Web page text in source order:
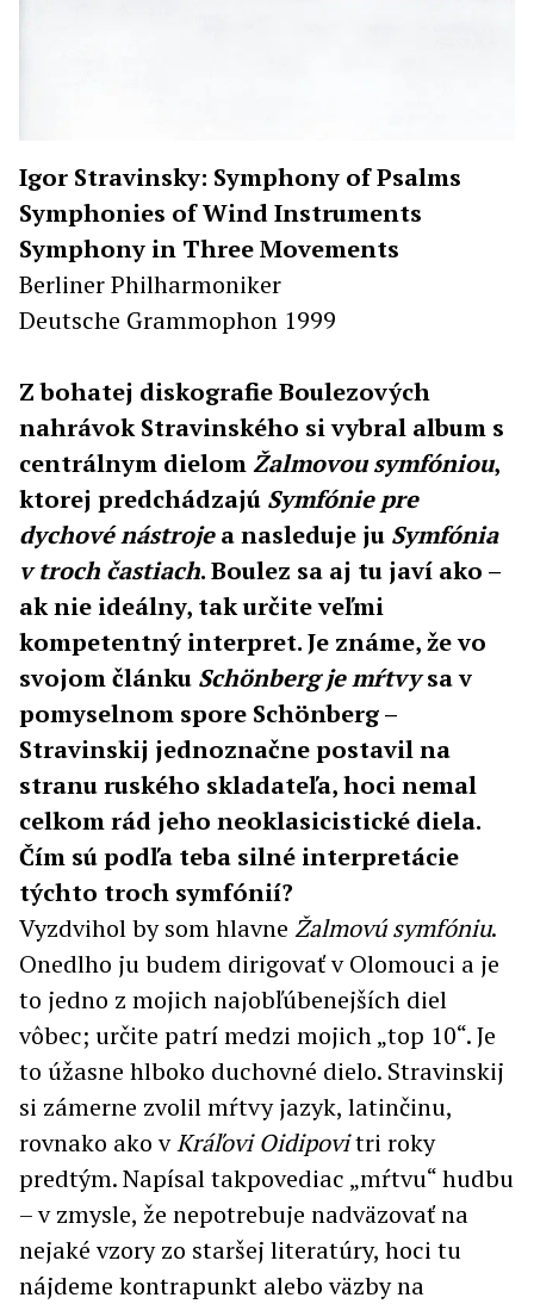
Igor Stravinsky: Symphony of Psalms
Symphonies of Wind Instruments
Symphony in Three Movements
Berliner Philharmoniker
Deutsche Grammophon 1999
Z bohatej diskografie Boulezových
nahrávok Stravinského si vybral album s
centrálnym dielomŽalmovou symfóniou,
ktorej predchádzajú Symfónie pre
dychové nástrojea nasleduje ju Symfónia
v troch častiach. Boulez sa aj tu javí ako –
ak nie ideálny, tak určite veľmi
kompetentný interpret. Je známe, že vo
svojom článku Schönberg je mŕtvysa v
pomyselnom spore Schönberg –
Stravinskij jednoznačne postavil na
stranu ruského skladateľa, hoci nemal
celkom rád jeho neoklasicistické diela.
Čím sú podľa teba silné interpretácie
týchto troch symfónií?
Vyzdvihol by som hlavne Žalmovú symfóniu.
Onedlho ju budem dirigovať v Olomouci a je
to jedno z mojich najobľúbenejších diel
vôbec; určite patrí medzi mojich „top 10“. Je
to úžasne hlboko duchovné dielo. Stravinskij
si zámerne zvolil mŕtvy jazyk, latinčinu,
rovnako ako vKráľovi Oidipovitri roky
predtým. Napísal takpovediac „mŕtvu“ hudbu
– v zmysle, že nepotrebuje nadväzovať na
nejaké vzory zo staršej literatúry, hoci tu
nájdeme kontrapunkt alebo väzby na